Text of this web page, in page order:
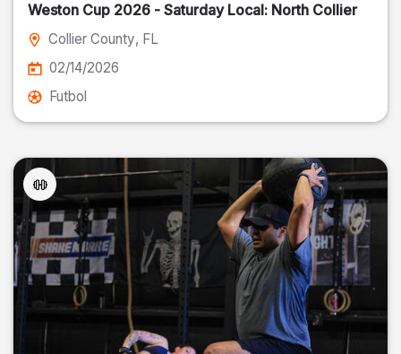
Weston Cup 2026 - Saturday Local: North Collier
Collier County, FL
02/14/2026
Futbol